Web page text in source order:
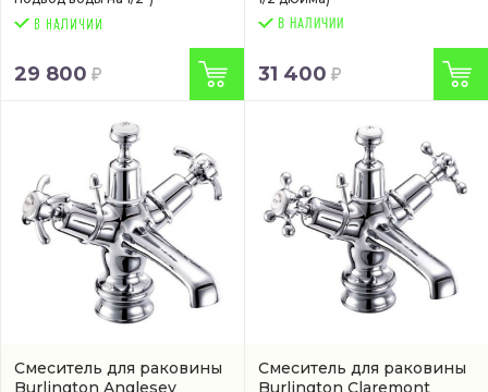
29 800
В НАЛИЧИИ
31 400
Смеситель для раковины
Burlington Anglesey
Смеситель для раковины
Burlington Claremont